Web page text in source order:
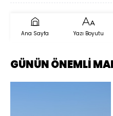
Ana Sayfa Yazı Boyutu
GÜNÜN ÖNEMLİ